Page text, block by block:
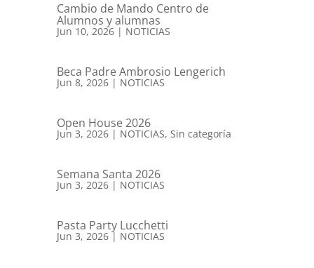
Cambio de Mando Centro de
Alumnos y alumnas
Jun 10, 2026| NOTICIAS
Beca Padre Ambrosio Lengerich
Jun 8, 2026| NOTICIAS
Open House 2026
Jun 3, 2026| NOTICIAS, Sin categoría
Semana Santa 2026
Jun 3, 2026| NOTICIAS
Pasta Party Lucchetti
Jun 3, 2026| NOTICIAS